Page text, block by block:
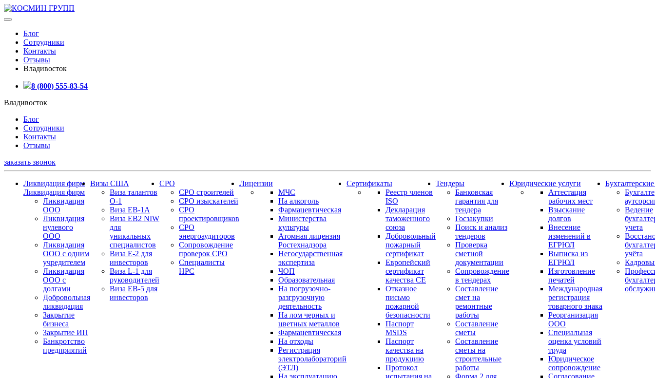
Блог
Сотрудники
Контакты
Отзывы
Владивосток
8 (800) 555-83-54
Владивосток
Блог
Сотрудники
Контакты
Отзывы
заказать звонок
Ликвидация фирм
Ликвидация фирм
Ликвидация
ООО
Ликвидация
нулевого
ООО
Ликвидация
ООО с одним
учредителем
Ликвидация
ООО с
долгами
Добровольная
ликвидация
Закрытие
бизнеса
Закрытие ИП
Банкротство
предприятий
Визы США
Виза талантов
О-1
Виза EB-1A
Виза EB2 NIW
для
уникальных
специалистов
Виза E-2 для
инвесторов
Виза L-1 для
руководителей
Виза EB-5 для
инвесторов
СРО
СРО строителей
СРО изыскателей
СРО
проектировщиков
СРО
энергоаудиторов
Сопровождение
проверок СРО
Специалисты
НРС
Лицензии
МЧС
На алкоголь
Фармацевтическая
Министерства
культуры
Атомная лицензия
Ростехнадзора
Негосударственная
экспертиза
ЧОП
Образовательная
На погрузочно-
разгрузочную
деятельность
На лом черных и
цветных металлов
Фармацевтическая
На отходы
Регистрация
электролабораторий
(ЭТЛ)
На эксплуатацию
Сертификаты
Реестр членов
ISO
Декларация
таможенного
союза
Добровольный
пожарный
сертификат
Европейский
сертификат
качества СЕ
Отказное
письмо
пожарной
безопасности
Паспорт
МSDS
Паспорт
качества на
продукцию
Протокол
испытания на
Тендеры
Банковская
гарантия для
тендера
Госзакупки
Поиск и анализ
тендеров
Проверка
сметной
документации
Сопровождение
в тендерах
Составление
смет на
ремонтные
работы
Составление
сметы
Составление
сметы на
строительные
работы
Форма 2 для
Юридические услуги
Аттестация
рабочих мест
Взыскание
долгов
Внесение
изменений в
ЕГРЮЛ
Выписка из
ЕГРЮЛ
Изготовление
печатей
Международная
регистрация
товарного знака
Реорганизация
ООО
Специальная
оценка условий
труда
Юридическое
сопровождение
Согласование
Ведение
учета
учёта